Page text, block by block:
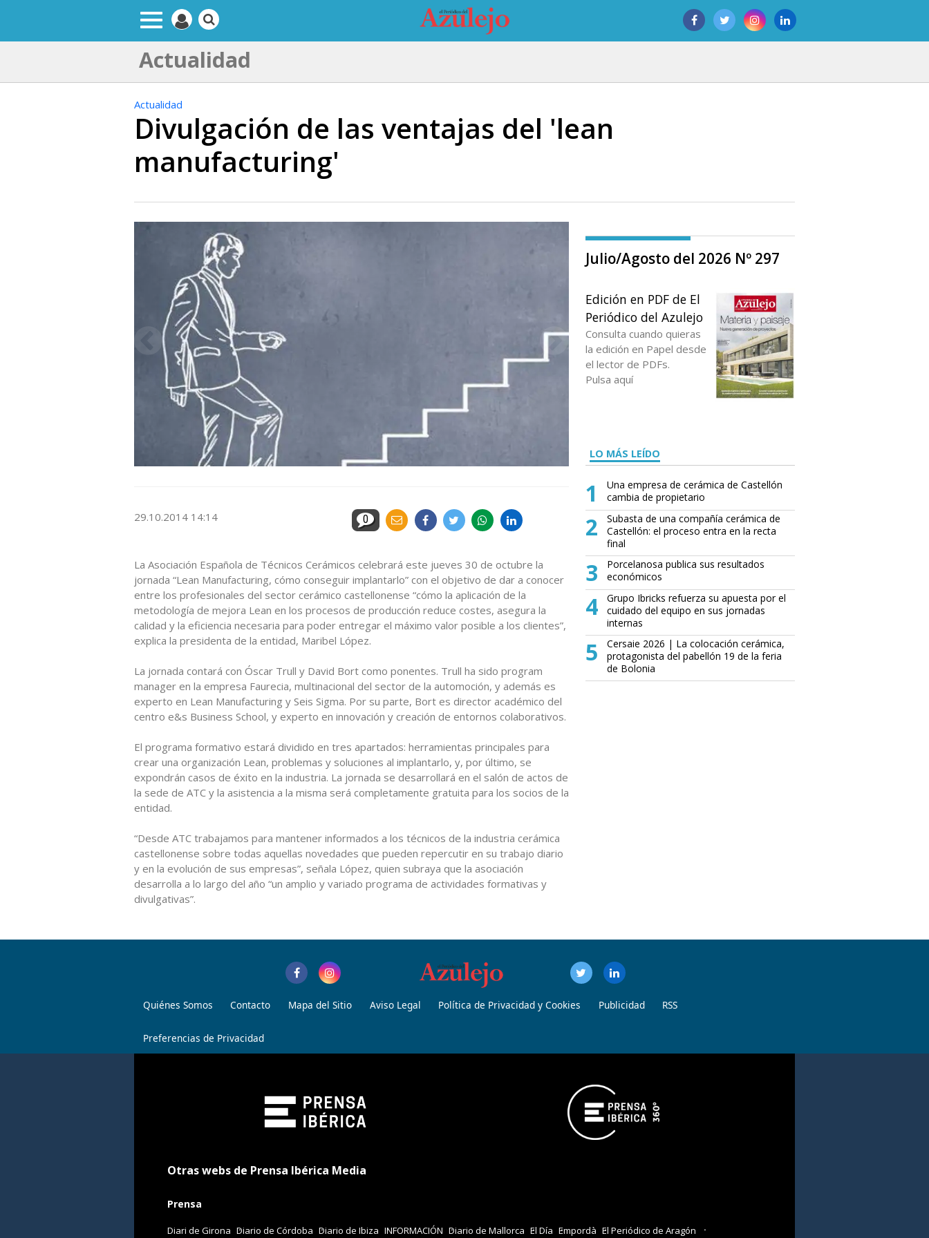
Actualidad
Actualidad
Divulgación de las ventajas del 'lean
manufacturing'
29.10.2014 14:14 0
La Asociación Española de Técnicos Cerámicos celebrará este jueves 30 de octubre la
jornada “Lean Manufacturing, cómo conseguir implantarlo” con el objetivo de dar a conocer
entre los profesionales del sector cerámico castellonense “cómo la aplicación de la
metodología de mejora Lean en los procesos de producción reduce costes, asegura la
calidad y la eficiencia necesaria para poder entregar el máximo valor posible a los clientes”,
explica la presidenta de la entidad, Maribel López.
La jornada contará con Óscar Trull y David Bort como ponentes. Trull ha sido program
manager en la empresa Faurecia, multinacional del sector de la automoción, y además es
experto en Lean Manufacturing y Seis Sigma. Por su parte, Bort es director académico del
centro e&s Business School, y experto en innovación y creación de entornos colaborativos.
El programa formativo estará dividido en tres apartados: herramientas principales para
crear una organización Lean, problemas y soluciones al implantarlo, y, por último, se
expondrán casos de éxito en la industria. La jornada se desarrollará en el salón de actos de
la sede de ATC y la asistencia a la misma será completamente gratuita para los socios de la
entidad.
“Desde ATC trabajamos para mantener informados a los técnicos de la industria cerámica
castellonense sobre todas aquellas novedades que pueden repercutir en su trabajo diario
y en la evolución de sus empresas”, señala López, quien subraya que la asociación
desarrolla a lo largo del año “un amplio y variado programa de actividades formativas y
divulgativas”.
Julio/Agosto del 2026 Nº 297
Edición en PDF de El
Periódico del Azulejo
Consulta cuando quieras
la edición en Papel desde
el lector de PDFs.
Pulsa aquí
LO MÁS LEÍDO
1
Una empresa de cerámica de Castellón
cambia de propietario
2
Subasta de una compañía cerámica de
Castellón: el proceso entra en la recta
final
3
Porcelanosa publica sus resultados
económicos
4
Grupo Ibricks refuerza su apuesta por el
cuidado del equipo en sus jornadas
internas
5
Cersaie 2026 | La colocación cerámica,
protagonista del pabellón 19 de la feria
de Bolonia
Quiénes Somos Contacto Mapa del Sitio Aviso Legal Política de Privacidad y Cookies Publicidad RSS
Preferencias de Privacidad
Otras webs de Prensa Ibérica Media
Prensa
Diari de Girona Diario de Córdoba Diario de Ibiza INFORMACIÓN Diario de Mallorca El Día Empordà El Periódico de Aragón